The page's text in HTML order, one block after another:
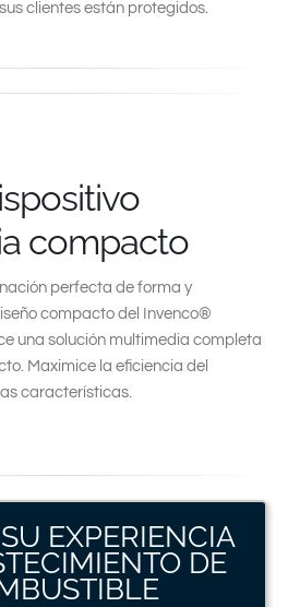
clientes están protegidos.
compacto
perfecta de forma y
compacto del Invenco®
una solución multimedia completa
Maximice la eficiencia del
características.
EXPERIENCIA
DE